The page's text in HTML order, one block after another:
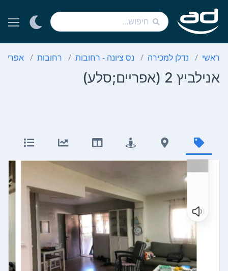
ראשי נדלן למכירה נס ציונה - רחובות רחובות
אנילביץ 2 (אפריים;סלע)